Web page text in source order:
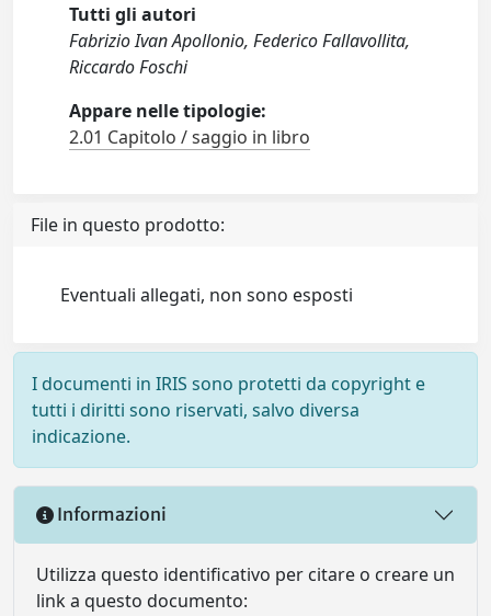
Tutti gli autori
Fabrizio Ivan Apollonio, Federico Fallavollita,
Riccardo Foschi
Appare nelle tipologie:
2.01 Capitolo / saggio in libro
File in questo prodotto:
Eventuali allegati, non sono esposti
I documenti in IRIS sono protetti da copyright e
tutti i diritti sono riservati, salvo diversa
indicazione.
Informazioni
Utilizza questo identificativo per citare o creare un
link a questo documento: